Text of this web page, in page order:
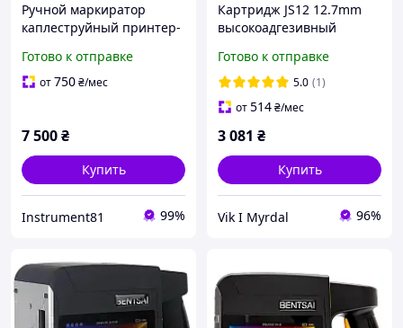
Ручной маркиратор
каплеструйный принтер-
картридж
Готово к отправке
от750₴/мес
7 500₴
Купить
Instrument81 99%
Картридж JS12 12.7mm
высокоадгезивный
каплеструйного принтера
маркиратора
датировщика.
Готово к отправке
5.0 (1)
от514₴/мес
3 081 ₴
Купить
Vik I Myrdal 96%